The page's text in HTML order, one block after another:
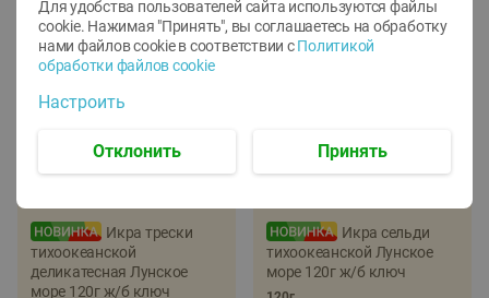
22%
Икра трески
тихоокеанской
деликатесная Лунское
море 120г ж/б ключ
-17%
Икра сельди
тихоокеанской Лунское
море 120г ж/б ключ
Для удобства пользователей сайта используются файлы
cookie. Нажимая "Принять", вы соглашаетесь на обработку
нами файлов cookie в соответствии с Политикой
обработки файлов cookie
Настроить
Отклонить Принять